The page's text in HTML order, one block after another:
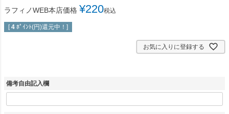
ラフィノWEB本店価格 ¥220税込
[ 4 ﾎﾟｲﾝﾄ(円)還元中！]
お気に入りに登録する
備考自由記入欄